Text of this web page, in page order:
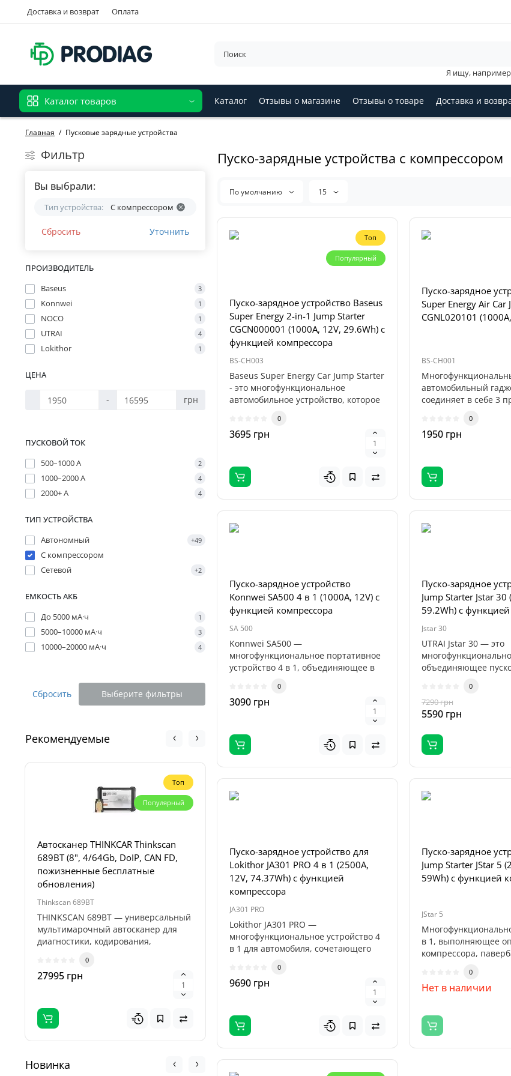
Доставка и возврат Оплата
Я ищу,
Каталог товаров Каталог Отзывы о магазине Отзывы о товаре Доставка и
Главная Пусковые зарядные устройства
Фильтр
Вы выбрали:
Тип устройства: С компрессором
Сбросить Уточнить
ПРОИЗВОДИТЕЛЬ
Baseus
3
Konnwei 1
NOCO 1
UTRAI 4
Lokithor 1
ЦЕНА
- грн
ПУСКОВОЙ ТОК
500–1000 А
2
1000–2000 А 4
2000+ А 4
ТИП УСТРОЙСТВА
Автономный
+49
С компрессором
Сетевой
+2
ЕМКОСТЬ АКБ
До 5000 мА·ч
1
5000–10000 мА·ч 3
10000–20000 мА·ч 4
Сбросить Выберите фильтры
Рекомендуемые
Топ
Популярный
Автосканер THINKCAR Thinkscan
689BT (8", 4/64Gb, DoIP, CAN FD,
пожизненные бесплатные
обновления)
Thinkscan 689BT
THINKSCAN 689BT — универсальный
мультимарочный автосканер для
диагностики, кодирования,
0
27995 грн
Profiline Titan 32000 (32000mAh,
4000А, 12V, 118.4Wh)
Пуско-зарядное устройство Profiline
Titan 32000 — мощный
профессиональный бустер,
предназначенный дл..
Новинка
Пуско-зарядные устройства с компрессором
По умолчанию 15
Топ
Популярный
Пуско-зарядное устройство Baseus
Super Energy 2-in-1 Jump Starter
CGCN000001 (1000А, 12V, 29.6Wh) с
функцией компрессора
BS-CH003
Baseus Super Energy Car Jump Starter
- это многофункциональное
автомобильное устройство, которое
0
3695 грн
Пуско-зарядное
Super Energy Air Car
CGNL020101
BS-CH001
автомобильный
соединяет в себе 3
0
1950 грн
Пуско-зарядное устройство
Konnwei SA500 4 в 1 (1000A, 12V) с
функцией компрессора
SA 500
Konnwei SA500 —
многофункциональное портативное
устройство 4 в 1, объединяющее в
0
3090 грн
Пуско-зарядное
Jump Starter Jstar 30
59.2Wh) с
Jstar 30
UTRAI Jstar 30 — это
объединяющее
0
7290 грн
5590 грн
Пуско-зарядное устройство для
Lokithor JA301 PRO 4 в 1 (2500A,
12V, 74.37Wh) с функцией
компрессора
JA301 PRO
Lokithor JA301 PRO —
многофункциональное устройство 4
в 1 для автомобиля, сочетающего
0
9690 грн
Пуско-зарядное
Jump Starter JStar 5
59Wh) с функцией
JStar 5
в 1, выполняющее
компрессора,
0
Нет в наличии